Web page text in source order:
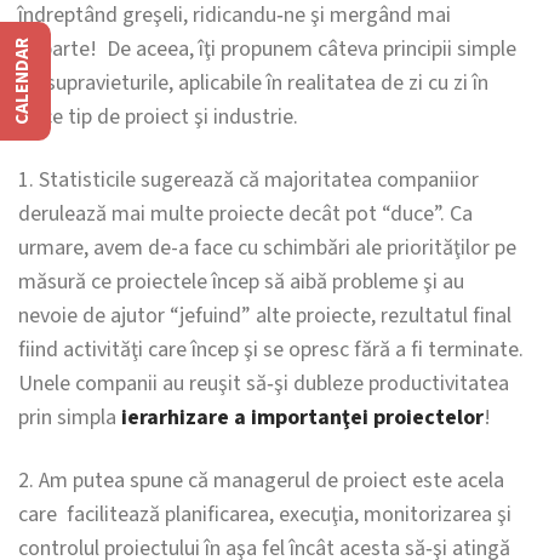
îndreptând greşeli, ridicandu‐ne şi mergând mai
departe! De aceea, îţi propunem câteva principii simple
de supravieturile, aplicabile în realitatea de zi cu zi în
orice tip de proiect şi industrie.
1. Statisticile sugerează că majoritatea companiior
derulează mai multe proiecte decât pot “duce”. Ca
urmare, avem de-a face cu schimbări ale priorităţilor pe
măsură ce proiectele încep să aibă probleme şi au
nevoie de ajutor “jefuind” alte proiecte, rezultatul final
fiind activităţi care încep şi se opresc fără a fi terminate.
Unele companii au reuşit să‐şi dubleze productivitatea
prin simpla ierarhizare a importanţei proiectelor!
2. Am putea spune că managerul de proiect este acela
care facilitează planificarea, execuţia, monitorizarea şi
controlul proiectului în aşa fel încât acesta să‐şi atingă
CALENDAR